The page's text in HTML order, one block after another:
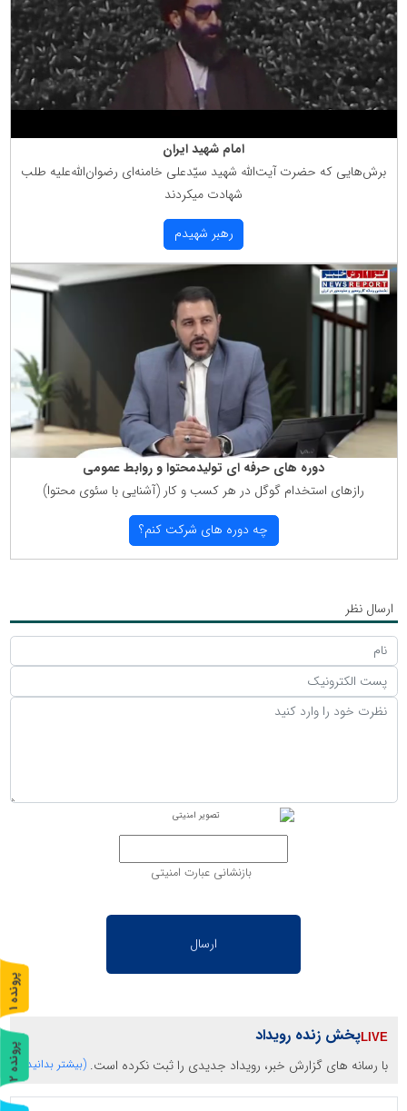
امام شهید ایران
برش‌هایی كه حضرت آیت‌الله شهید سیّدعلی خامنه‌ای رضوان‌الله‌علیه طلب
شهادت میكردند
رهبر شهیدم
دوره های حرفه ای تولیدمحتوا و روابط عمومی
رازهای استخدام گوگل در هر كسب و كار (آشنایی با سئوی محتوا)
چه دوره های شركت كنم؟
ارسال نظر
بازنشانی عبارت امنیتی
پخش زنده رویداد
با رسانه های گزارش خبر، رویداد جدیدی را ثبت نکرده است. (بیشتر بدانید)
پ
ر
و
ن
د
ه
1
پ
ر
و
ن
د
ه
2